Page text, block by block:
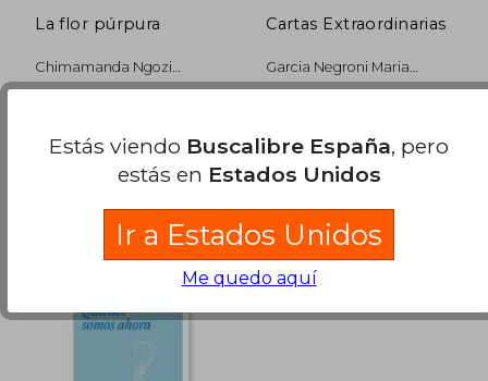
5% 5%
La flor púrpura
Chimamanda Ngozi
Adichie
Cartas Extraordinarias
Garcia Negroni Maria
Marta
Estás viendo Buscalibre España, pero
estás en Estados Unidos
Ir a Estados Unidos
Me quedo aquí